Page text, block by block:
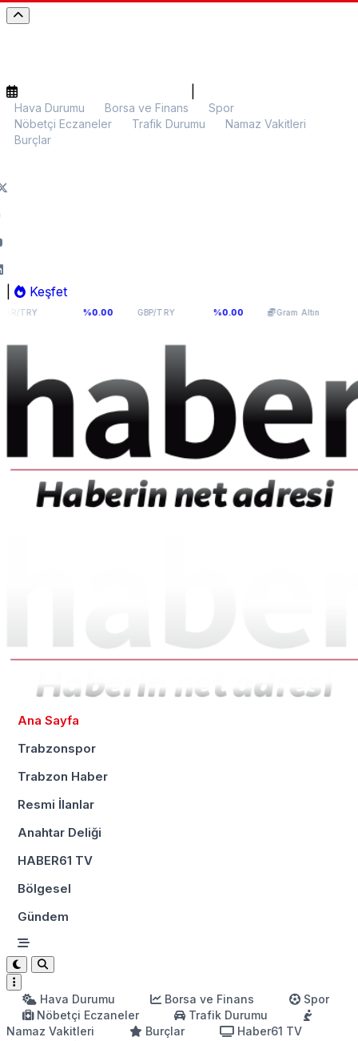
Hava Durumu Borsa ve Finans
Spor
Nöbetçi Eczaneler
Trafik Durumu
Namaz Vakitleri
Burçlar
Keşfet
%0.00 GBP/TRY64,291 %0.00 Gram Altın 6.126,48 %0.01
Ana Sayfa
Trabzonspor
Trabzon Haber
Resmi İlanlar
Anahtar Deliği
HABER61 TV
Bölgesel
Gündem
Hava Durumu Borsa ve Finans
Spor
Nöbetçi Eczaneler
Trafik Durumu
Namaz Vakitleri
Burçlar
Haber61 TV